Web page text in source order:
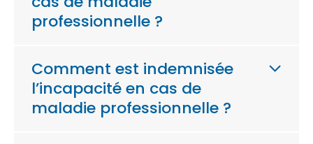
professionnelle ?
Comment est indemnisée
l’incapacité en cas de
maladie professionnelle ?